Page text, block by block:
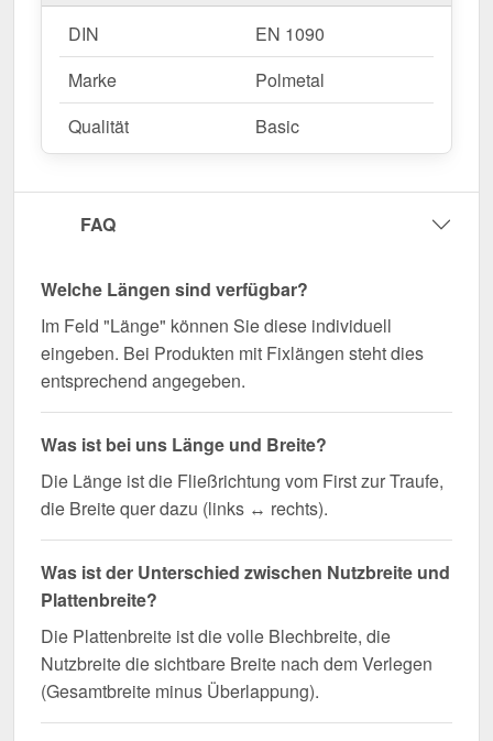
DIN
EN 1090
Marke
Polmetal
Qualität
Basic
FAQ
Welche Längen sind verfügbar?
Im Feld "Länge" können Sie diese individuell
eingeben. Bei Produkten mit Fixlängen steht dies
entsprechend angegeben.
Was ist bei uns Länge und Breite?
Die Länge ist die Fließrichtung vom First zur Traufe,
die Breite quer dazu (links ↔ rechts).
Was ist der Unterschied zwischen Nutzbreite und
Plattenbreite?
Die Plattenbreite ist die volle Blechbreite, die
Nutzbreite die sichtbare Breite nach dem Verlegen
(Gesamtbreite minus Überlappung).